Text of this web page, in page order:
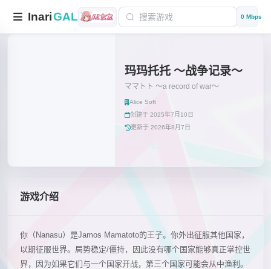
InariGAL 0 Mbps
玛玛托托 ～战争记录～
ママトト ～a record of war～
Alice Soft
创建于 2025年7月10日
更新于 2026年8月7日
游戏介绍
你（Nanasu）是Jamos Mamatoto的王子。你外出征服其他国家，
以期征服世界。局势稳定/僵持，因此没有哪个国家能够真正掌控世
界，因为如果它们与一个国家开战，第三个国家可能会从中渔利。